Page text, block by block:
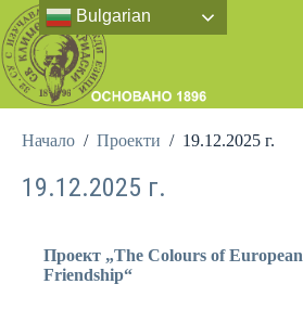
Начало / Проекти / 19.12.2025 г.
19.12.2025 г.
Проект „The Colours of European
Friendship“
Bulgarian